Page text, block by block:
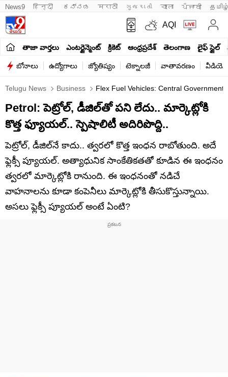
News9 हिन्दी ಕನ್ನಡ मराठी ગુજરાતી বাংলা ਪੰਜਾਬੀ
AQI
తాజా వార్తలు ఎంటర్టైన్మెంట్ క్రికెట్ ఆంధ్రప్రదేశ్ తెలంగాణ లైఫ్ స్టైల్
బోనాలు ఉద్యోగాలు జ్యోతిష్యం టెక్నాలజీ వాతావరణం
Telugu News Business Flex Fuel Vehicles: Central
Petrol: పెట్రోల్, డీజిల్‌తో పని లేదు.. మార్కెట్లోకి
కొత్త ఫ్యూయల్.. స్పెషాలిటీ అదిరిపొద్ది..
పెట్రోల్, డీజిల్‌నే కాదు.. త్వరలో కొత్త ఇంధన రాబోతుంది. అదే
ఫ్లెక్సీ ప్యూయల్. అత్యాధునిక సాంకేతికతతో కూడిన ఈ ఇంధనం
త్వరలో మార్కెట్లోకి రానుంది. ఈ ఇంధనంతో నడిచే
వాహనాలను కూడా కంపెనీలు మార్కెట్లోకి తీసుకొస్తున్నాయి.
అసలు ఫ్లెక్సీ ప్యూయల్ అంటే ఏంటి?